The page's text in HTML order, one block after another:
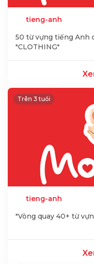
tieng-anh
50 từ vựng tiếng Anh
"CLOTHING"
Trên 3 tuổi
tieng-anh
"Vòng quay 40+ từ